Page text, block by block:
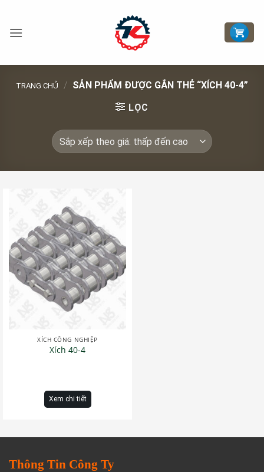
nội
TRANG CHỦ / SẢN PHẨM ĐƯỢC GẮN THẺ “XÍCH 40-4”
LỌC
XÍCH CÔNG NGHIỆP
Xích 40-4
Xem chi tiết
Thông Tin Công Ty